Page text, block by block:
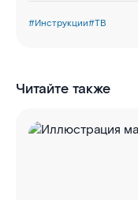
#Инструкции#ТВ
Читайте также